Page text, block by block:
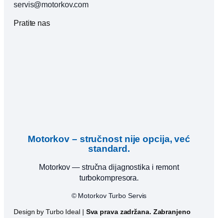
servis@motorkov.com
Pratite nas
Motorkov – stručnost nije opcija, već
standard.
Motorkov — stručna dijagnostika i remont
turbokompresora.
© Motorkov Turbo Servis
Design by Turbo Ideal | Sva prava zadržana. Zabranjeno